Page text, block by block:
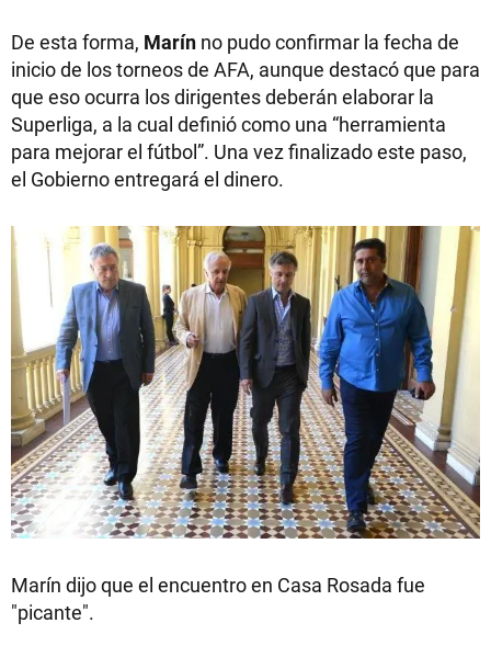
De esta forma, Marín no pudo confirmar la fecha de
inicio de los torneos de AFA, aunque destacó que para
que eso ocurra los dirigentes deberán elaborar la
Superliga, a la cual definió como una “herramienta
para mejorar el fútbol”. Una vez finalizado este paso,
el Gobierno entregará el dinero.
Marín dijo que el encuentro en Casa Rosada fue
"picante".